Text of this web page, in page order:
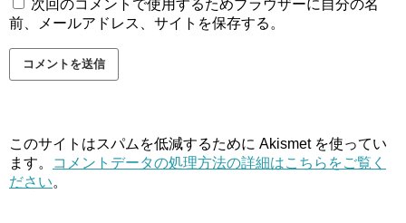
次回のコメントで使用するためブラウザーに自分の名
前、メールアドレス、サイトを保存する。
このサイトはスパムを低減するために Akismet を使ってい
ます。
コメントデータの処理方法の詳細はこちらをご覧く
ださい。